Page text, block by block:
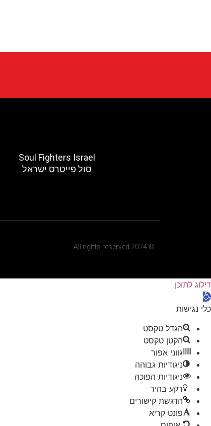
Soul Fighters Israel
סול פייטרס ישראל
© 2024 All rights reserved
דילוג לתוכן
פתח סרגל נגישות
כלי נגישות
הגדל טקסט
הקטן טקסט
גווני אפור
ניגודיות גבוהה
ניגודיות הפוכה
רקע בהיר
הדגשת קישורים
פונט קריא